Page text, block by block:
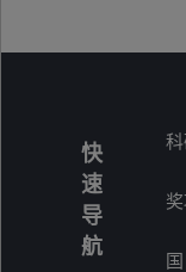
快
速
导
航